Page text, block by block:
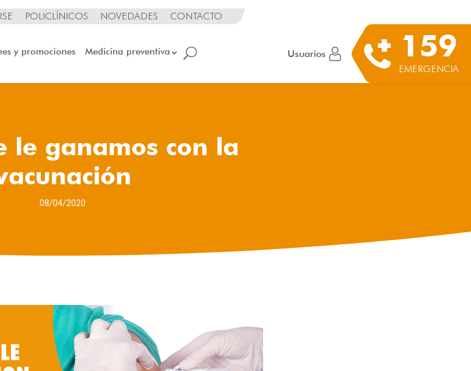
POLICLÍNICOS NOVEDADES CONTACTO
y promociones Medicina preventiva Usuarios 159
EMERGENCIA
le ganamos con la
08/04/2020